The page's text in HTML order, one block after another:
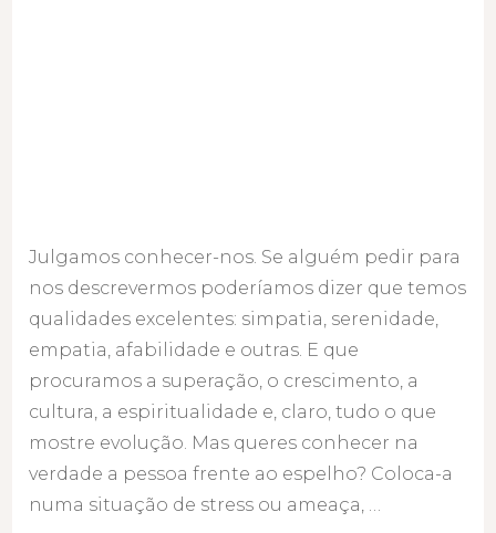
Julgamos conhecer-nos. Se alguém pedir para
nos descrevermos poderíamos dizer que temos
qualidades excelentes: simpatia, serenidade,
empatia, afabilidade e outras. E que
procuramos a superação, o crescimento, a
cultura, a espiritualidade e, claro, tudo o que
mostre evolução. Mas queres conhecer na
verdade a pessoa frente ao espelho? Coloca-a
numa situação de stress ou ameaça, …